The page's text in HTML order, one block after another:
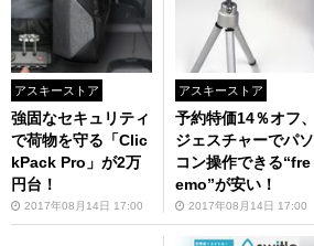
アスキーストア
強固なセキュリティ
で荷物を守る「Clic
kPack Pro」が2万
円台！
2017年08月14日 17:00
アスキーストア
予約特価14％オフ、
ジェスチャーでパソ
コン操作できる“fre
emo”が安い！
2017年08月14日 17:00